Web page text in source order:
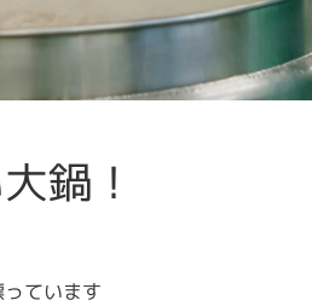
鍋！
ています